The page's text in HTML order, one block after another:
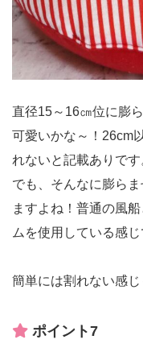
直径15～16㎝位に膨
可愛いかな～！26cm
れないと記載ありです
でも、そんなに膨ら
ますよね！普通の風
ムを使用している感じ
簡単には割れない感
ポイント7